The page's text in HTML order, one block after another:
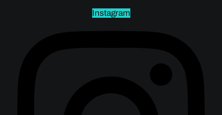
Instagram